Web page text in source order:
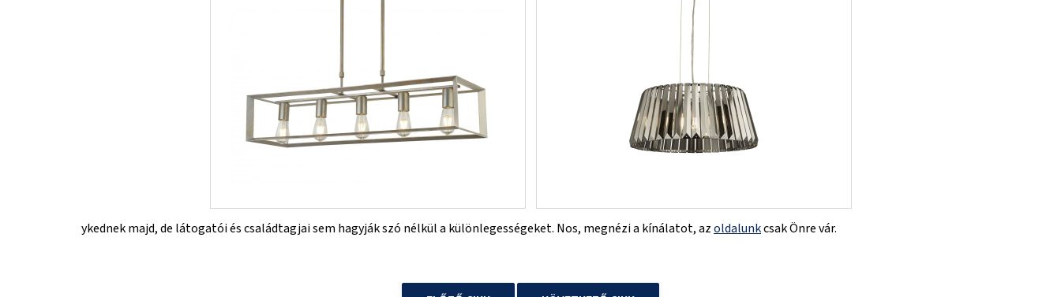
ykednek majd, de látogatói és családtagjai sem hagyják szó nélkül a különlegességeket. Nos, megnézi a kínálatot, azoldalunkcsak Önre vár.